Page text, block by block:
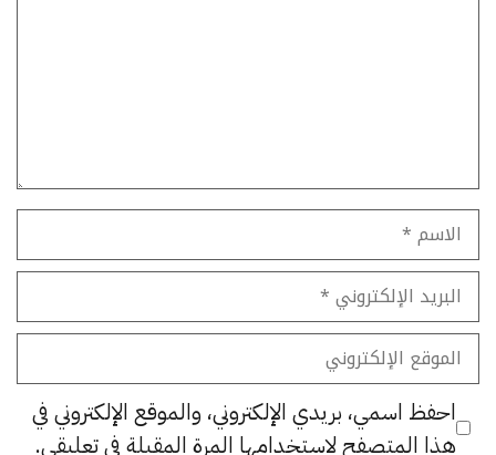
الاسم
البريد
الإلكتروني
الموقع
الإلكتروني
احفظ اسمي، بريدي الإلكتروني، والموقع الإلكتروني في
هذا المتصفح لاستخدامها المرة المقبلة في تعليقي.